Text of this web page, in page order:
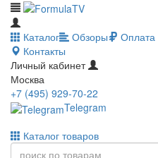
Каталог Обзоры Оплата
Контакты
Личный кабинет
Москва
+7 (495) 929-70-22
Telegram
Каталог товаров